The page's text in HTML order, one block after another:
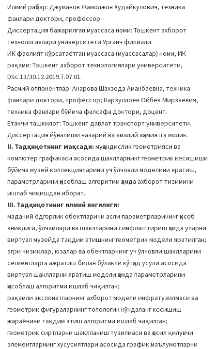
Илмий раҳбар: Джуманов Жамолжон Худайкулович, техника
фанлари доктори, профессор.
Диссертация бажарилган муассаса номи: Тошкент ахборот
технологиялари университети Урганч филиали.
ИК фаолият кўрсатаётган муассаса (муассасалар) номи, ИК
рақами: Тошкент ахборот технологиялари университети,
DSc.13/30.12.2019.Т.07.01.
Расмий оппонентлар: Анарова Шахзода Аманбаевна, техника
фанлари доктори, профессор; Нарзуллоев Ойбек Мирзаевич,
техника фанлари бўйича фалсафа доктори, доцент.
Етакчи ташкилот: Тошкент давлат транспорт университети.
Диссертация йўналиши назарий ва амалий аҳамиятга молик.
II. Тадқиқотнинг мақсади: муҳандислик геометрияси ва
компютер графикаси асосида шаклларнинг геометрик кесишиши
бўйича музей коллекцияларини уч ўлчовли моделини яратиш,
параметрларини ҳисоблаш алгоритми ҳамда ахборот тизимини
ишлаб чиқишдан иборат.
III. Тадқиқотнинг илмий янгилиги:
маданий ёдгорлик обектларини асли параметрларининг ҳисоб
аниқлиги, ўлчамлари ва шаклларини синфлаштириш ҳамда уларни
виртуал музейда тақдим этишнинг геометрик модели яратилган;
эгри чизиқлар, юзалар ва обектларнинг уч ўлчовли шаклларини
сегментларга ажратиш билан бўлакли кўпҳад усули асосида
виртуал шаклларни яратиш модели ҳамда параметрларини
ҳисоблаш алгоритми ишлаб чиқилган;
рақамли экспонатларнинг ахборот модели инфратузилмаси ва
геометрик фигураларнинг топологик кўндаланг кесишиш
жараёнини тақдим этиш алгоритми ишлаб чиқилган;
геометрик сиртларни шаклланиш тузилмаси ва ҳосил қилувчи
элементларнинг хусусиятлари асосида график маълумотларни